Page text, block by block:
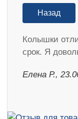
Назад
Колышки
срок. Я
Елена Р.,